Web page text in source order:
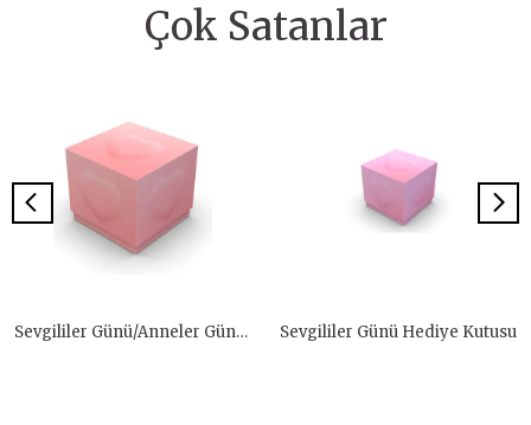
Çok Satanlar
Sevgililer Günü/Anneler Günü Hediye Kutusu Sevgililer Günü Hediye Kutusu